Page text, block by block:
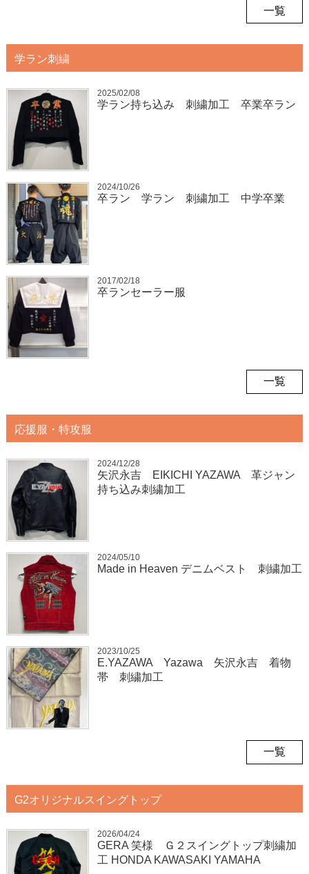
一覧
学ラン刺繍
2025/02/08
学ラン持ち込み 刺繍加工 卒業卒ラン
2024/10/26
卒ラン 学ラン 刺繍加工 中学卒業
2017/02/18
卒ランセーラー服
一覧
応援服・特攻服
2024/12/28
矢沢永吉 EIKICHI YAZAWA 革ジャン
持ち込み刺繍加工
2024/05/10
Made in Heaven デニムベスト 刺繍加工
2023/10/25
E.YAZAWA Yazawa 矢沢永吉 着物
帯 刺繍加工
一覧
G2オリジナルスイングトップ
2026/04/24
GERA 笑様 Ｇ２スイングトップ刺繍加
工 HONDA KAWASAKI YAMAHA